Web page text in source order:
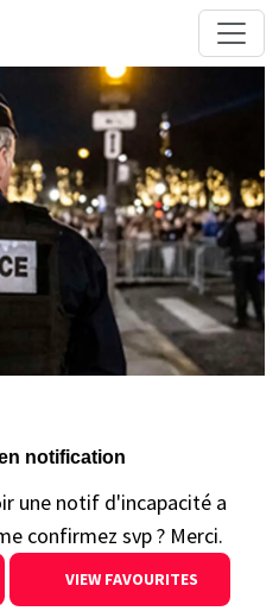
notification
une notif d'incapacité a
confirmez svp ? Merci.
VIEW FAVOURITES